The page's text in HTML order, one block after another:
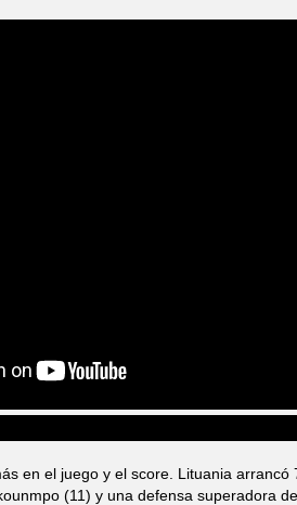
en el juego y el score. Lituania
(11) y una defensa superadora